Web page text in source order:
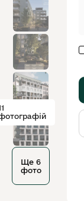
Ще 6
фото